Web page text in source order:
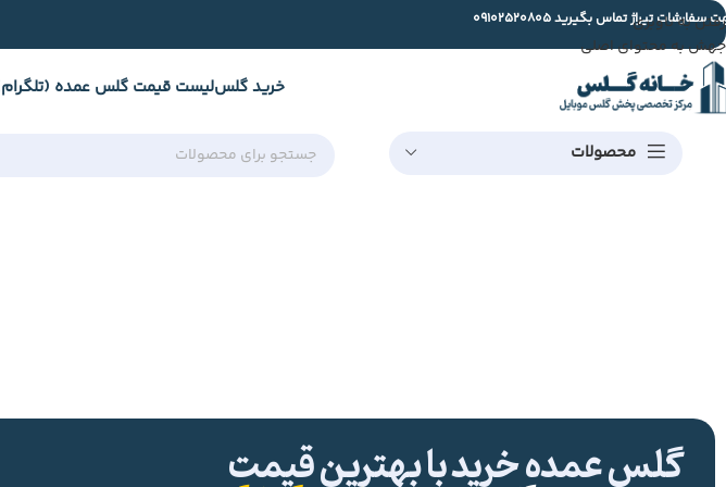
رفتن به ناوبری
جهش به محتوای اصلی
09102520805سفارشات تیراژ تماس بگیرید
خرید گلسلیست قیمت گلس عمده
محصولات
گلس عمده خرید با بهترین قیمت